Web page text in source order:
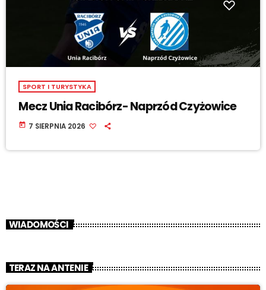
SPORT I TURYSTYKA
Mecz Unia Racibórz- Naprzód Czyżowice
today 7 SIERPNIA 2026
WIADOMOŚCI
TERAZ NA ANTENIE